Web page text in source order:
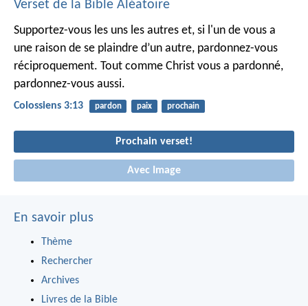
Verset de la Bible Aléatoire
Supportez-vous les uns les autres et, si l'un de vous a
une raison de se plaindre d’un autre, pardonnez-vous
réciproquement. Tout comme Christ vous a pardonné,
pardonnez-vous aussi.
Colossiens 3:13 pardon paix prochain
Prochain verset!
Avec Image
En savoir plus
Thème
Rechercher
Archives
Livres de la Bible